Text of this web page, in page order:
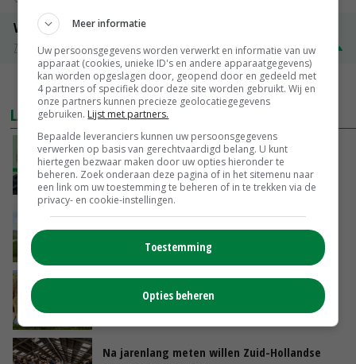
Volle melkpoeder
Zuivel NL
€ 345,00 € 20,00
MEER MARKTPRIJZEN
LAATSTE NIEUWS
‘De droogte begint ver voor de grens bij
Lobith’
VANDAAG, 11:00
POAH!: John Deere 7730
VANDAAG, 10:00
Geen vee meer op Noord-Hollandse zeedijken
door aanhoudende droogte
VANDAAG, 09:48
Na jarenlang meten willen Zuid-Hollandse
Meer informatie
Uw persoonsgegevens worden verwerkt en informatie van uw
apparaat (cookies, unieke ID's en andere apparaatgegevens)
kan worden opgeslagen door, geopend door en gedeeld met
4 partners of specifiek door deze site worden gebruikt. Wij en
onze partners kunnen precieze geolocatiegegevens
gebruiken. Lijst met partners.
Bepaalde leveranciers kunnen uw persoonsgegevens
verwerken op basis van gerechtvaardigd belang. U kunt
hiertegen bezwaar maken door uw opties hieronder te
beheren. Zoek onderaan deze pagina of in het sitemenu naar
een link om uw toestemming te beheren of in te trekken via de
privacy- en cookie-instellingen.
Toestemming
Opties beheren